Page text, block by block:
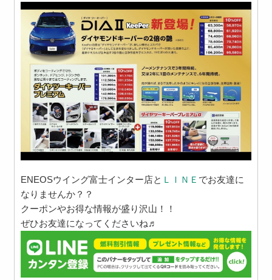
ENEOSウイング富士インター店と ＬＩＮＥ でお友達に
なりませんか？？
クーポンやお得な情報が盛り沢山！！
ぜひお友達になってくださいね♬